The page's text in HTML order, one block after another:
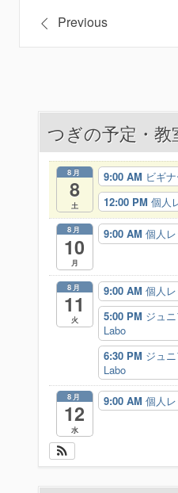
投
稿
ビ
Previous
つぎの予定・教
8月
8
土
9:00 AM ビギ
12:00 PM 個人
8月
10
月
9:00 AM 個人
8月
11
火
9:00 AM 個人
5:00 PM ジュ
Labo
6:30 PM ジュ
Labo
8月
12
水
9:00 AM 個人